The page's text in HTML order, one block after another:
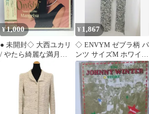
¥1,000
● 未開封◇ 大西ユカリ
/ やたら綺麗な満月
(CD) PVCP-9671 宇崎竜
童、阿木燿子 アロージ
ャズオーケストラ
¥ 1,867
◇ ENVYM ゼブラ柄 パ
ンツ サイズM ホワイト
系 ブラック レディース
P 【1302220004967】